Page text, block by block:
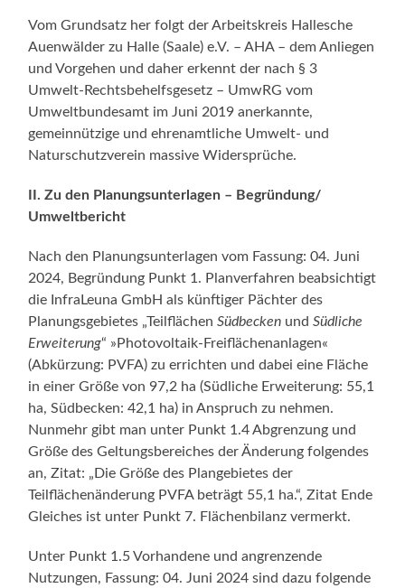
Vom Grundsatz her folgt der Arbeitskreis Hallesche
Auenwälder zu Halle (Saale) e.V. – AHA – dem Anliegen
und Vorgehen und daher erkennt der nach § 3
Umwelt-Rechtsbehelfsgesetz – UmwRG vom
Umweltbundesamt im Juni 2019 anerkannte,
gemeinnützige und ehrenamtliche Umwelt- und
Naturschutzverein massive Widersprüche.
II. Zu den Planungsunterlagen – Begründung/
Umweltbericht
Nach den Planungsunterlagen vom Fassung: 04. Juni
2024, Begründung Punkt 1. Planverfahren beabsichtigt
die InfraLeuna GmbH als künftiger Pächter des
Planungsgebietes „TeilflächenSüdbecken undSüdliche
Erweiterung“ »Photovoltaik-Freiflächenanlagen«
(Abkürzung: PVFA) zu errichten und dabei eine Fläche
in einer Größe von 97,2 ha (Südliche Erweiterung: 55,1
ha, Südbecken: 42,1 ha) in Anspruch zu nehmen.
Nunmehr gibt man unter Punkt 1.4 Abgrenzung und
Größe des Geltungsbereiches der Änderung folgendes
an, Zitat: „Die Größe des Plangebietes der
Teilflächenänderung PVFA beträgt 55,1 ha.“, Zitat Ende
Gleiches ist unter Punkt 7. Flächenbilanz vermerkt.
Unter Punkt 1.5 Vorhandene und angrenzende
Nutzungen, Fassung: 04. Juni 2024 sind dazu folgende